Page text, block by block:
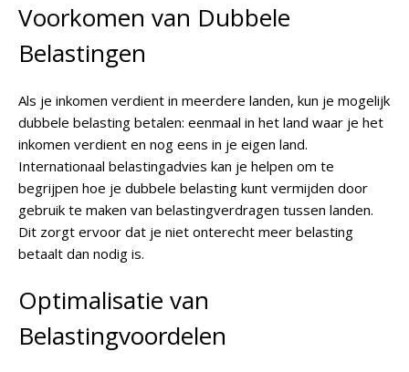
Voorkomen van Dubbele
Belastingen
Als je inkomen verdient in meerdere landen, kun je mogelijk
dubbele belasting betalen: eenmaal in het land waar je het
inkomen verdient en nog eens in je eigen land.
Internationaal belastingadvies kan je helpen om te
begrijpen hoe je dubbele belasting kunt vermijden door
gebruik te maken van belastingverdragen tussen landen.
Dit zorgt ervoor dat je niet onterecht meer belasting
betaalt dan nodig is.
Optimalisatie van
Belastingvoordelen